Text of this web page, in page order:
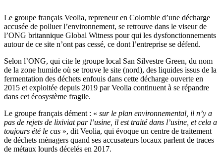
Le groupe français Veolia, repreneur en Colombie d’une décharge
accusée de polluer l’environnement, se retrouve dans le viseur de
l’ONG britannique Global Witness pour qui les dysfonctionnements
autour de ce site n’ont pas cessé, ce dont l’entreprise se défend.
Selon l’ONG, qui cite le groupe local San Silvestre Green, du nom
de la zone humide où se trouve le site (nord), des liquides issus de la
fermentation des déchets enfouis dans cette décharge ouverte en
2015 et exploitée depuis 2019 par Veolia continuent à se répandre
dans cet écosystème fragile.
Le groupe français dément : « sur le plan environnemental, il n’y a
pas de rejets de lixiviat par l’usine, il est traité dans l’usine, et cela a
toujours été le cas », dit Veolia, qui évoque un centre de traitement
de déchets ménagers quand ses accusateurs locaux parlent de traces
de métaux lourds décelés en 2017.